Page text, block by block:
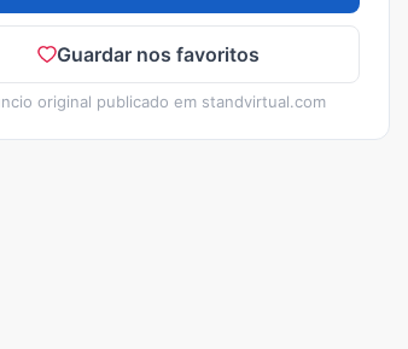
Guardar nos favoritos
original publicado em standvirtual.com